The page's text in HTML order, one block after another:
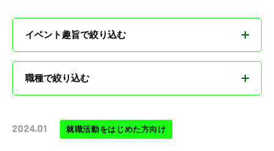
イベント趣旨で絞り込む
就職活動をはじめた方向け
パーソルクロステクノロジーの仕事・
職種をもっと知りたい方向け
職種で絞り込む
機械設計エンジニア
2024.01 就職活動をはじめた方向け